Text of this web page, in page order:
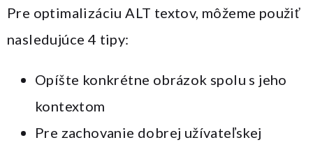
Pre optimalizáciu ALT textov, môžeme použiť
nasledujúce 4 tipy:
Opíšte konkrétne obrázok spolu s jeho
kontextom
Pre zachovanie dobrej užívateľskej